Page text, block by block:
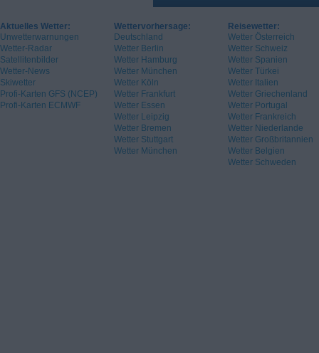
Aktuelles Wetter:
Unwetterwarnungen
Wetter-Radar
Satellitenbilder
Wetter-News
Skiwetter
Profi-Karten GFS (NCEP)
Profi-Karten ECMWF
Wettervorhersage:
Deutschland
Wetter Berlin
Wetter Hamburg
Wetter München
Wetter Köln
Wetter Frankfurt
Wetter Essen
Wetter Leipzig
Wetter Bremen
Wetter Stuttgart
Wetter München
Reisewetter:
Wetter Österreich
Wetter Schweiz
Wetter Spanien
Wetter Türkei
Wetter Italien
Wetter Griechenland
Wetter Portugal
Wetter Frankreich
Wetter Niederlande
Wetter Großbritannien
Wetter Belgien
Wetter Schweden